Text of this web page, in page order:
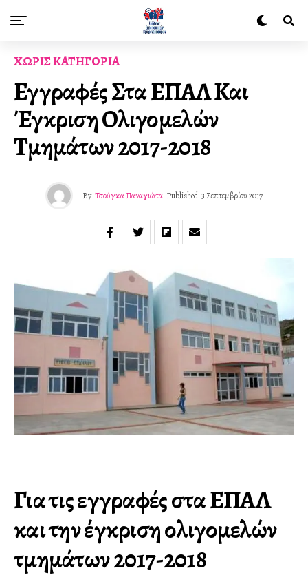
ΧΩΡΊΣ ΚΑΤΗΓΟΡΊΑ
Εγγραφές Στα ΕΠΑΛ Και
Έγκριση Ολιγομελών
Τμημάτων 2017-2018
By Τσούγκα Παναγιώτα Published 3 Σεπτεμβρίου 2017
Για τις εγγραφές στα ΕΠΑΛ
και την έγκριση ολιγομελών
τμημάτων 2017-2018